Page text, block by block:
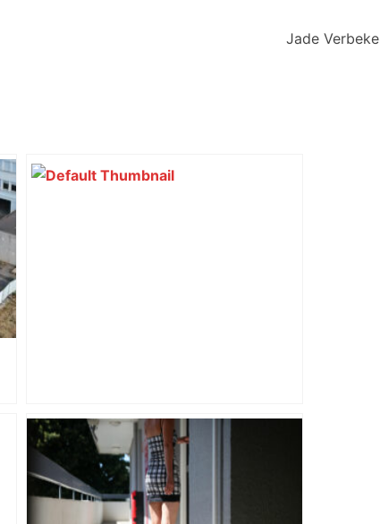
Jade Verbeke
Près de Toulouse : dans cette zone
économique, un axe majeur va être
fermé en fin de soirée, voici les
déviations – Actu.fr